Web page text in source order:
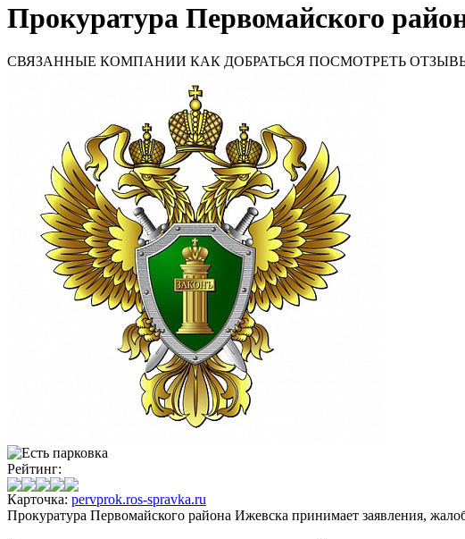
Прокуратура Первомайского
СВЯЗАННЫЕ КОМПАНИИ КАК ДОБРАТЬСЯ ПОСМОТРЕТЬ
Рейтинг:
Карточка: pervprok.ros-spravka.ru
Прокуратура Первомайского района Ижевска принимает заявления,